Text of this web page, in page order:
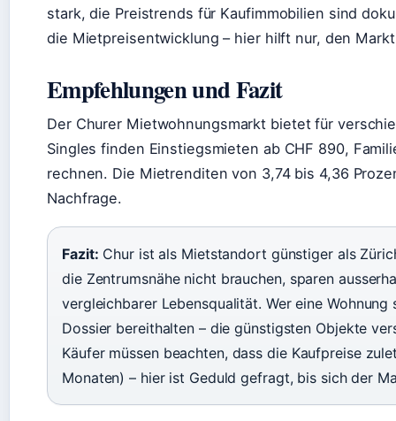
stark, die Preistrends für Kaufimmobilien sind
die Mietpreisentwicklung – hier hilft nur, den
Empfehlungen und Fazit
Der Churer Mietwohnungsmarkt bietet für
Singles finden Einstiegsmieten ab CHF 890,
rechnen. Die Mietrenditen von 3,74 bis 4,36
Nachfrage.
Fazit: Chur ist als Mietstandort günstiger als
die Zentrumsnähe nicht brauchen, sparen
vergleichbarer Lebensqualität. Wer eine
Dossier bereithalten – die günstigsten Objekte
Käufer müssen beachten, dass die Kaufpreise
Monaten) – hier ist Geduld gefragt, bis sich der